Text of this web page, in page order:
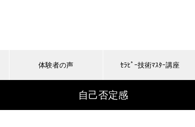
体験者の声 ｾﾗﾋﾟｰ技術ﾏｽﾀｰ講座
自己否定感